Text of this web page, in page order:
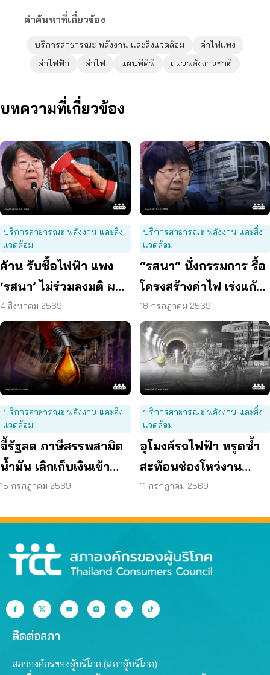
คำค้นหาที่เกี่ยวข้อง
บริการสาธารณะ พลังงาน และสิ่งแวดล้อม
ค่าไฟแพง
ค่าไฟฟ้า
ค่าไฟ แผนพีดีพี แผนพลังงานชาติ
บทความที่เกี่ยวข้อง
บริการสาธารณะ พลังงาน และสิ่ง
แวดล้อม
ค้าน รับซื้อไฟฟ้า แพง
‘รสนา’ ไม่ร่วมลงมติ ผลัก
ผู้บริโภค “แบก”
4 สิงหาคม 2569
บริการสาธารณะ พลังงาน และสิ่ง
แวดล้อม
“รสนา” นั่งกรรมการ รื้อ
โครงสร้างค่าไฟ เร่งแก้
ต้นเหตุพลังงานแพง
18 กรกฎาคม 2569
บริการสาธารณะ พลังงาน และสิ่ง
แวดล้อม
จี้รัฐลด ภาษีสรรพสามิต
น้ำมัน เลิกเก็บเงินเข้า
กองทุน เอื้อโรงกลั่น
15 กรกฎาคม 2569
บริการสาธารณะ พลังงาน และสิ่ง
แวดล้อม
อุโมงค์รถไฟฟ้า ทรุดซ้ำ
สะท้อนช่องโหว่งาน
ก่อสร้าง จี้ตรวจ
11 กรกฎาคม 2569
ติดต่อสภา
สภาองค์กรของผู้บริโภค (สภาผู้บริโภค)